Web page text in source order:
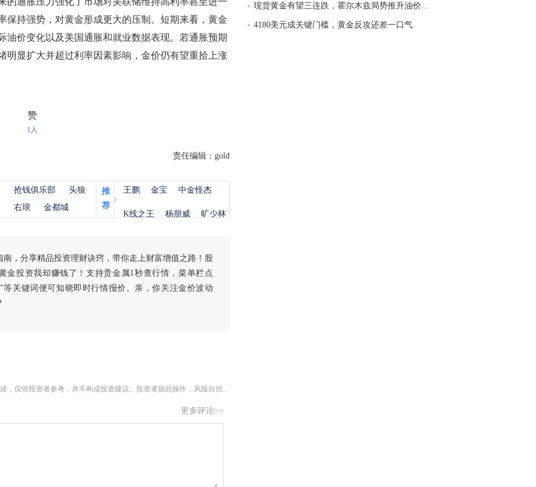
保持强势，对黄金形成更大的压制。短期来看，黄金
油价变化以及美国通胀和就业数据表现。若通胀预期
明显扩大并超过利率因素影响，金价仍有望重拾上涨
赞
1人
责任编辑：gold
抢钱俱乐部
头狼
右琅 金都城
推
荐
王鹏 金宝 中金怪杰
K线之王 杨朋威 旷少林
南，分享精品投资理财诀窍，带你走上财富增值之路！股
金投资我却赚钱了！支持贵金属1秒查行情，菜单栏点
等关键词便可知晓即时行情报价。亲，你关注金价波动
，仅供投资者参考，并不构成投资建议。投资者据此操作，风险自担。
更多评论>>
现货黄金有望三连跌，霍尔木兹局势推升油价，FO...
4180美元成关键门槛，黄金反攻还差一口气